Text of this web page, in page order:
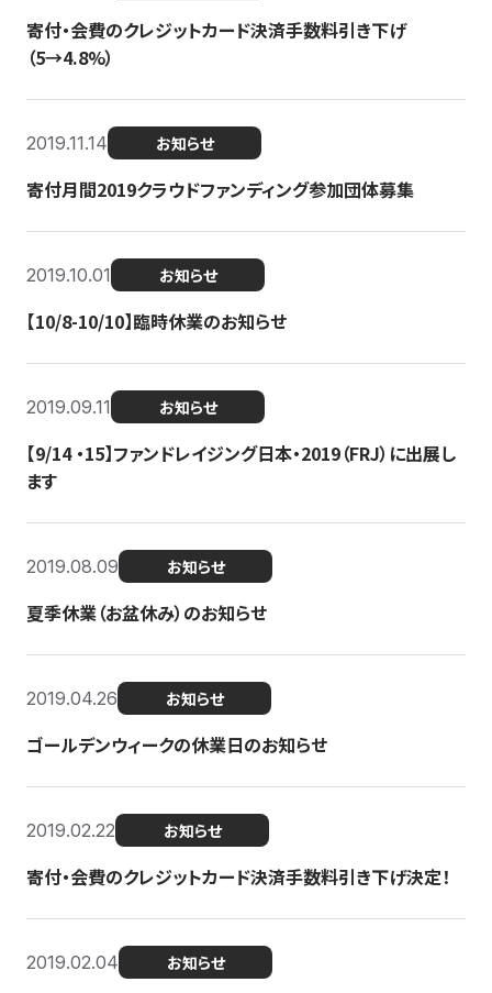
寄付・会費のクレジットカード決済手数料引き下げ
（5→4.8%）
2019.11.14 お知らせ
寄付月間2019クラウドファンディング参加団体募集
2019.10.01 お知らせ
【10/8-10/10】臨時休業のお知らせ
2019.09.11 お知らせ
【9/14 ・15】ファンドレイジング日本・2019（FRJ）に出展し
ます
2019.08.09 お知らせ
夏季休業（お盆休み）のお知らせ
2019.04.26 お知らせ
ゴールデンウィークの休業日のお知らせ
2019.02.22 お知らせ
寄付・会費のクレジットカード決済手数料引き下げ決定！
2019.02.04 お知らせ